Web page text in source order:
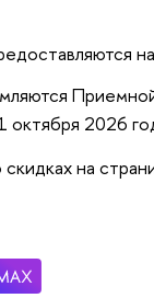
октября 2026
на